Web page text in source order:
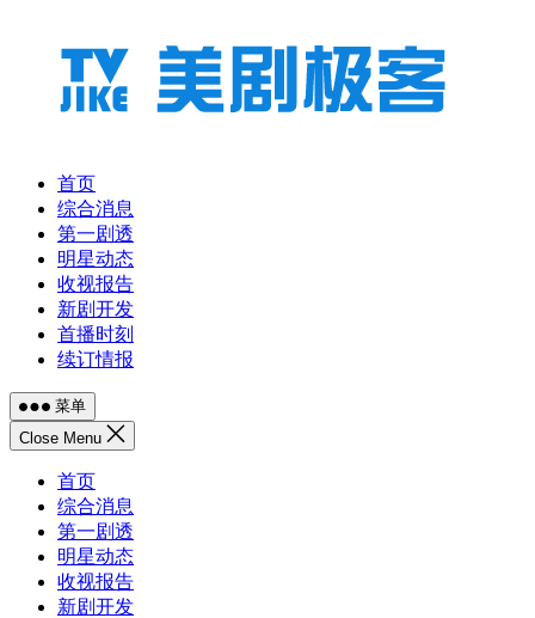
首页
综合消息
第一剧透
明星动态
收视报告
新剧开发
首播时刻
续订情报
菜单
Close Menu
首页
综合消息
第一剧透
明星动态
收视报告
新剧开发